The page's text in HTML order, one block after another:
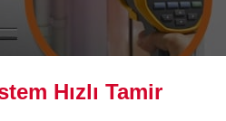
Hızlı Tamir